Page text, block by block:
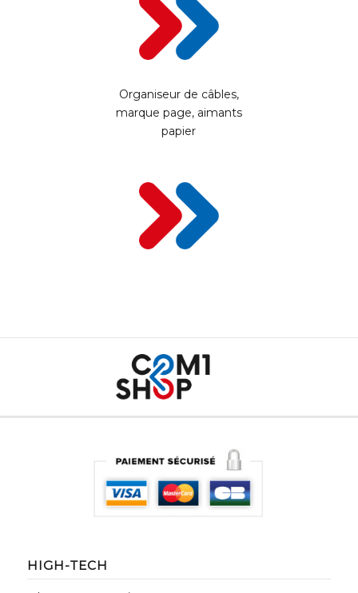
Organiseur de câbles,
marque page, aimants
papier
HIGH-TECH